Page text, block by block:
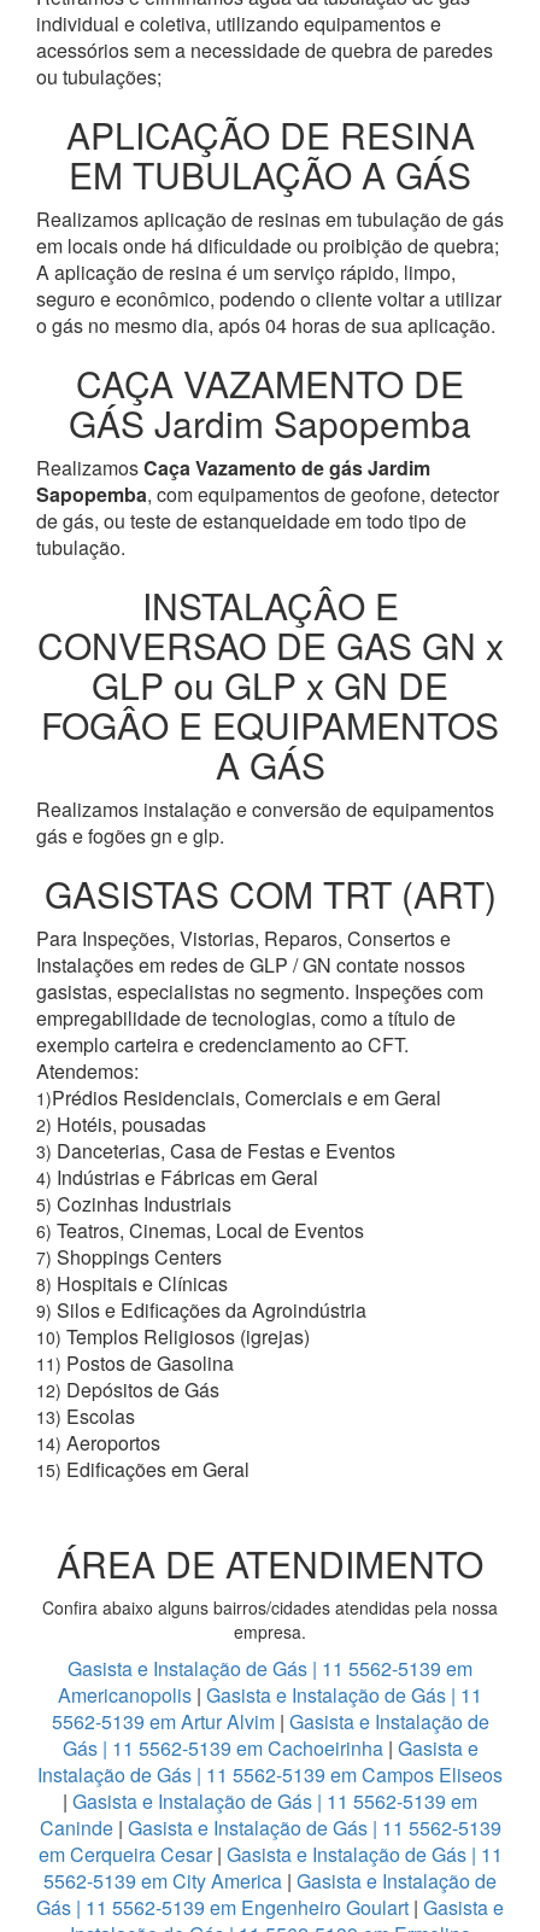
individual e coletiva, utilizando equipamentos e
acessórios sem a necessidade de quebra de paredes
ou tubulações;
APLICAÇÃO DE RESINA
EM TUBULAÇÃO A GÁS
Realizamos aplicação de resinas em tubulação de gás
em locais onde há dificuldade ou proibição de quebra;
A aplicação de resina é um serviço rápido, limpo,
seguro e econômico, podendo o cliente voltar a utilizar
o gás no mesmo dia, após 04 horas de sua aplicação.
CAÇA VAZAMENTO DE
GÁS Jardim Sapopemba
RealizamosCaça Vazamento de gás Jardim
Sapopemba, com equipamentos de geofone, detector
de gás, ou teste de estanqueidade em todo tipo de
tubulação.
INSTALAÇÂO E
CONVERSAO DE GAS GN x
GLP ou GLP x GN DE
FOGÂO E EQUIPAMENTOS
A GÁS
Realizamos instalação e conversão de equipamentos
gás e fogões gn e glp.
GASISTAS COM TRT (ART)
Para Inspeções, Vistorias, Reparos, Consertos e
Instalações em redes de GLP / GN contate nossos
gasistas, especialistas no segmento. Inspeções com
empregabilidade de tecnologias, como a título de
exemplo carteira e credenciamento ao CFT.
Atendemos:
1)Prédios Residenciais, Comerciais e em Geral
2) Hotéis, pousadas
3) Danceterias, Casa de Festas e Eventos
4) Indústrias e Fábricas em Geral
5) Cozinhas Industriais
6) Teatros, Cinemas, Local de Eventos
7) Shoppings Centers
8) Hospitais e Clínicas
9) Silos e Edificações da Agroindústria
10) Templos Religiosos (igrejas)
11) Postos de Gasolina
12) Depósitos de Gás
13) Escolas
14) Aeroportos
15) Edificações em Geral
ÁREA DE ATENDIMENTO
Confira abaixo alguns bairros/cidades atendidas pela nossa
empresa.
Gasista e Instalação de Gás | 11 5562-5139 em
Americanopolis | Gasista e Instalação de Gás | 11
5562-5139 em Artur Alvim | Gasista e Instalação de
Gás | 11 5562-5139 em Cachoeirinha| Gasista e
Instalação de Gás | 11 5562-5139 em Campos Eliseos
| Gasista e Instalação de Gás | 11 5562-5139 em
Caninde| Gasista e Instalação de Gás | 11 5562-5139
em Cerqueira Cesar| Gasista e Instalação de Gás | 11
5562-5139 em City America | Gasista e Instalação de
Gás | 11 5562-5139 em Engenheiro Goulart | Gasista e